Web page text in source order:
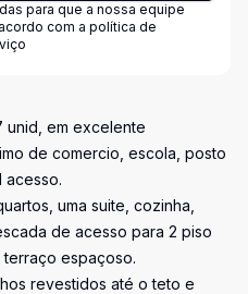
para que a nossa equipe
com a política de
unid, em excelente
de comercio, escola, posto
acesso.
uma suite, cozinha,
de acesso para 2 piso
terraço espaçoso.
revestidos até o teto e